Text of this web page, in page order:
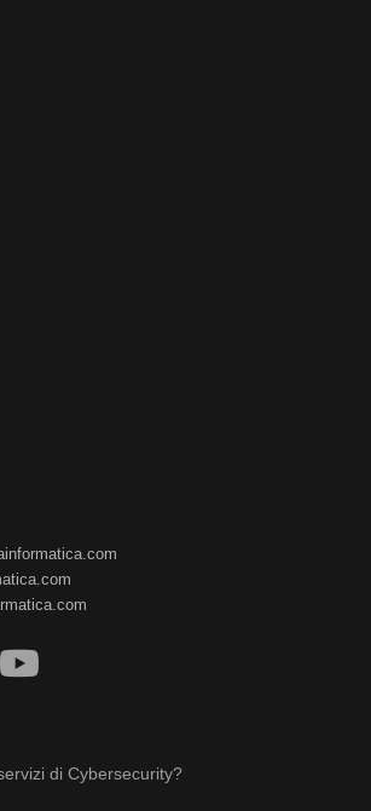
di Cybersecurity?